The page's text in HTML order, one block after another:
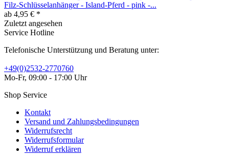
Filz-Schlüsselanhänger - Island-Pferd - pink -...
ab 4,95 € *
Zuletzt angesehen
Service Hotline
Telefonische Unterstützung und Beratung unter:
+49(0)2532-2770760
Mo-Fr, 09:00 - 17:00 Uhr
Shop Service
Kontakt
Versand und Zahlungsbedingungen
Widerrufsrecht
Widerrufsformular
Widerruf erklären